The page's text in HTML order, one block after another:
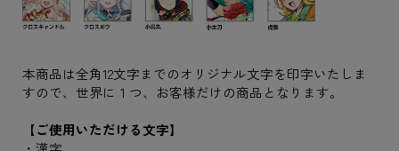
本商品は全角12文字までのオリジナル文字を印字いたしま
すので、世界に１つ、お客様だけの商品となります。
【ご使用いただける文字】